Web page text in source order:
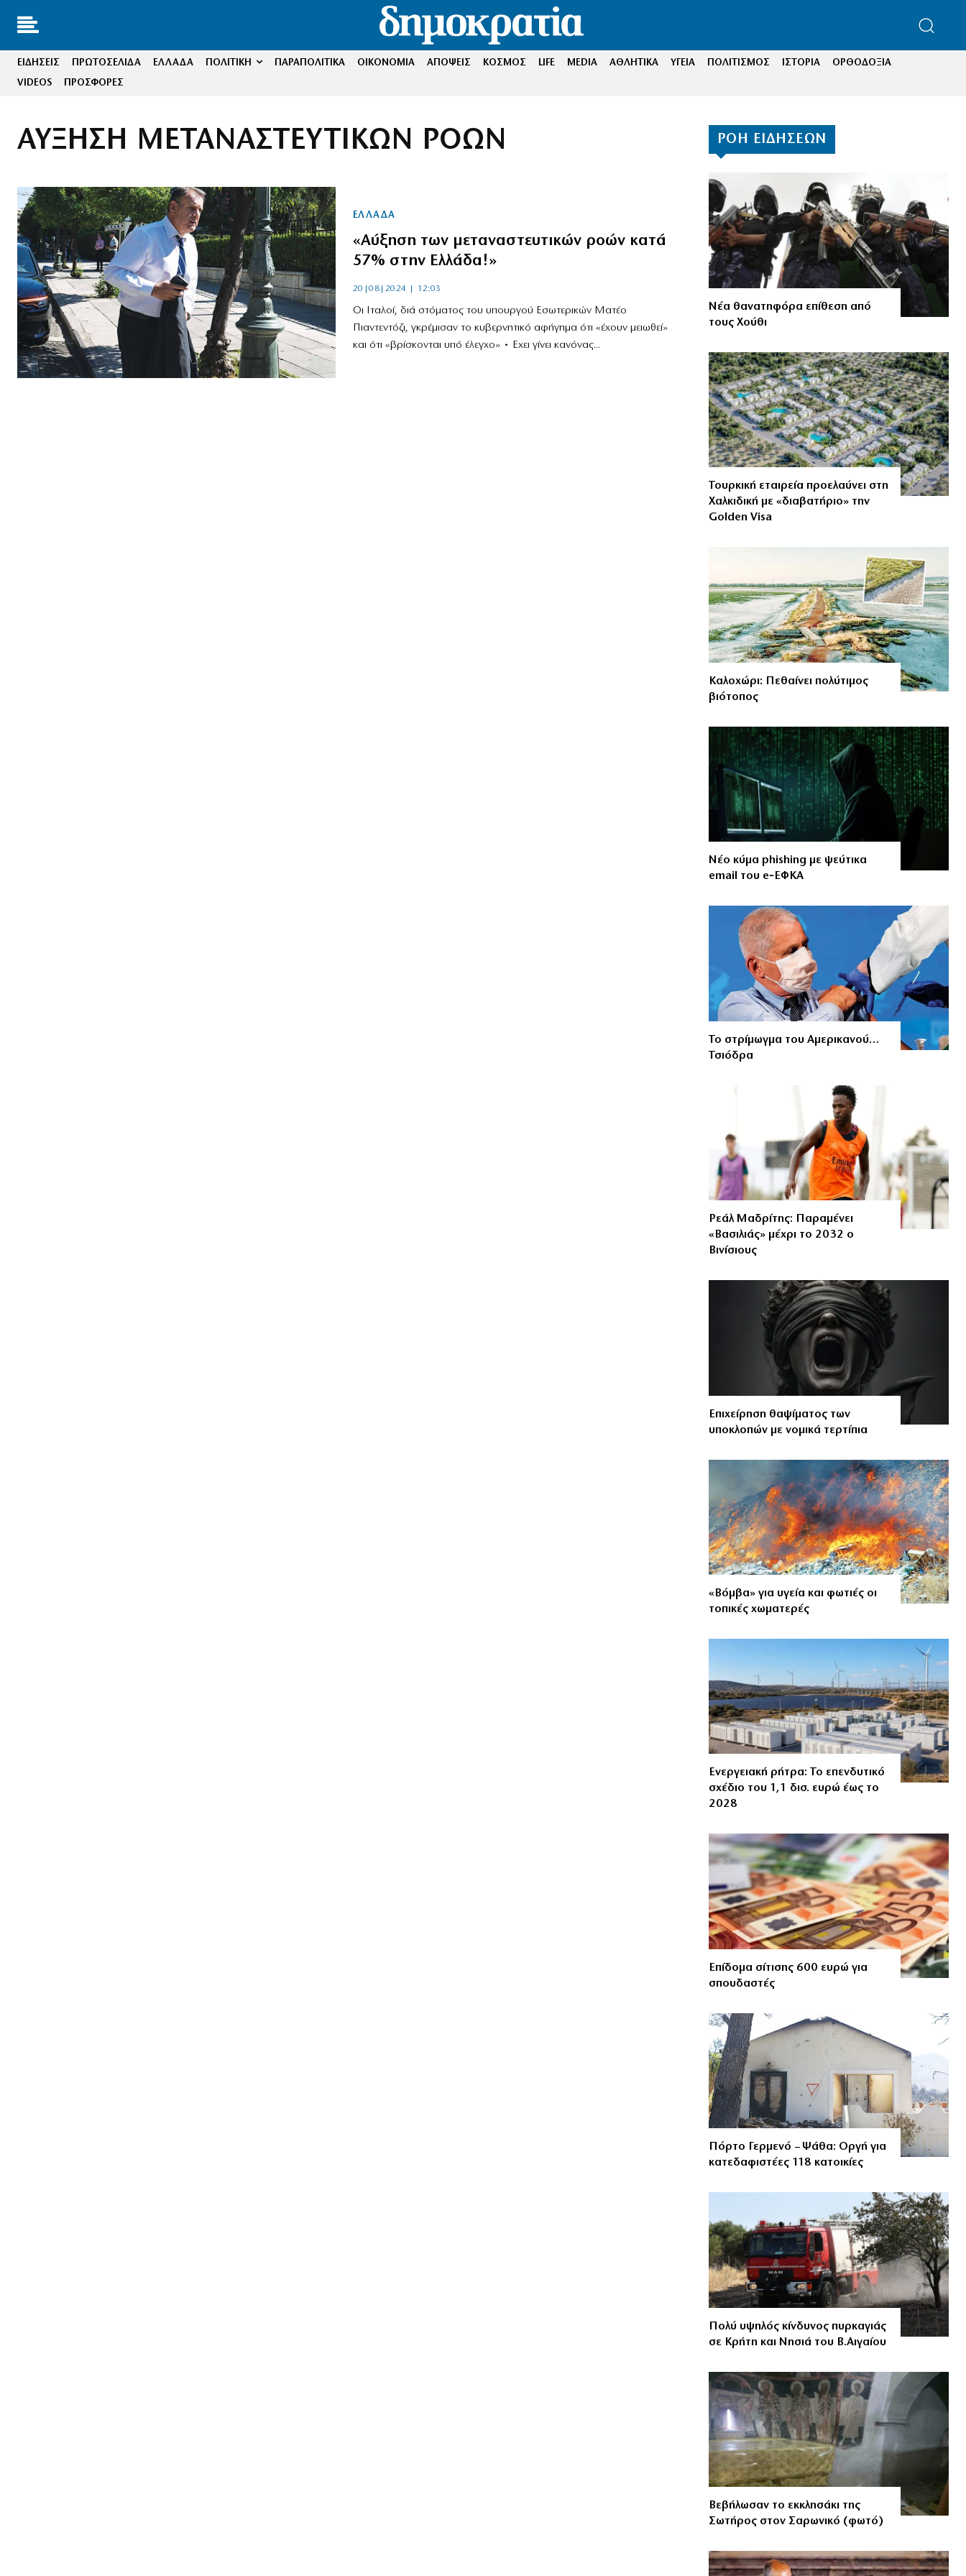
ΕΙΔΗΣΕΙΣ ΠΡΩΤΟΣΕΛΙΔΑ ΕΛΛΑΔΑ ΠΟΛΙΤΙΚΗ ΠΑΡΑΠΟΛΙΤΙΚΑ ΟΙΚΟΝΟΜΙΑ ΑΠΟΨΕΙΣ ΚΟΣΜΟΣ LIFE MEDIA ΑΘΛΗΤΙΚΑ ΥΓΕΙΑ ΠΟΛΙΤΙΣΜΟΣ ΙΣΤΟΡΙΑ
ΟΡΘΟΔΟΞΙΑ
VIDEOS
ΠΡΟΣΦΟΡΕΣ
ΑΥΞΗΣΗ ΜΕΤΑΝΑΣΤΕΥΤΙΚΩΝ ΡΟΩΝ
ΕΛΛΑΔΑ
«Αύξηση των μεταναστευτικών ροών κατά
57% στην Ελλάδα!»
20|08|2024 | 12:03
Οι Ιταλοί, διά στόματος του υπουργού Εσωτερικών Ματέο
Πιαντεντόζι, γκρέμισαν το κυβερνητικό αφήγημα ότι «έχουν μειωθεί»
και ότι «βρίσκονται υπό έλεγχο» • Εχει γίνει κανόνας...
ΡΟΗ ΕΙΔΗΣΕΩΝ
Νέα θανατηφόρα επίθεση από
τους Χούθι
Τουρκική εταιρεία προελαύνει στη
Χαλκιδική με «διαβατήριο» την
Golden Visa
Καλοχώρι: Πεθαίνει πολύτιμος
βιότοπος
Νέο κύμα phishing με ψεύτικα
email του e‑ΕΦΚΑ
Το στρίμωγμα του Αμερικανού…
Τσιόδρα
Ρεάλ Μαδρίτης: Παραμένει
«Βασιλιάς» μέχρι το 2032 ο
Βινίσιους
Επιχείρηση θαψίματος των
υποκλοπών με νομικά τερτίπια
«Βόμβα» για υγεία και φωτιές οι
τοπικές χωματερές
Ενεργειακή ρήτρα: Το επενδυτικό
σχέδιο του 1,1 δισ. ευρώ έως το
2028
Επίδομα σίτισης 600 ευρώ για
σπουδαστές
Πόρτο Γερμενό – Ψάθα: Οργή για
κατεδαφιστέες 118 κατοικίες
Πολύ υψηλός κίνδυνος πυρκαγιάς
σε Κρήτη και Νησιά του Β.Αιγαίου
Βεβήλωσαν το εκκλησάκι της
Σωτήρος στον Σαρωνικό (φωτό)